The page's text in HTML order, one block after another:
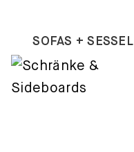
SOFAS + SESSEL